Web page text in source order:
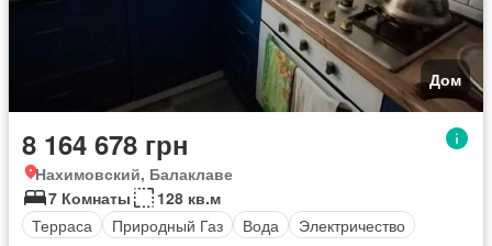
Дом
8 164 678 грн
Нахимовский, Балаклаве
7 Комнаты
128 кв.м
Терраса
Природный Газ Вода Электричество